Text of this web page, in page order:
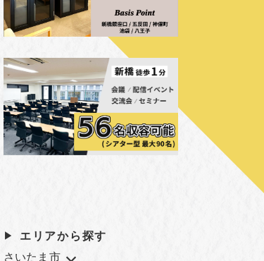
エリアから探す
さいたま市